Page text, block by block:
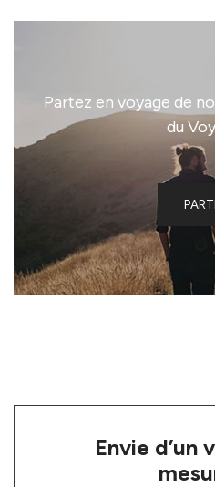
Partez en voyage de
du
Envie d’un